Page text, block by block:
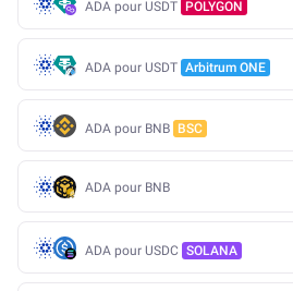
ADA pour USDT POLYGON
ADA pour USDT Arbitrum ONE
ADA pour BNB BSC
ADA pour BNB
ADA pour USDC SOLANA